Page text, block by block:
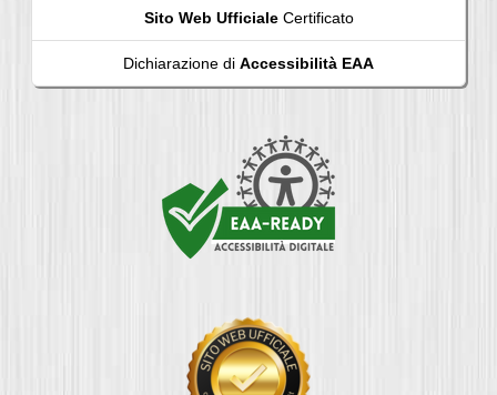
Sito Web UfficialeCertificato
Dichiarazione di Accessibilità EAA